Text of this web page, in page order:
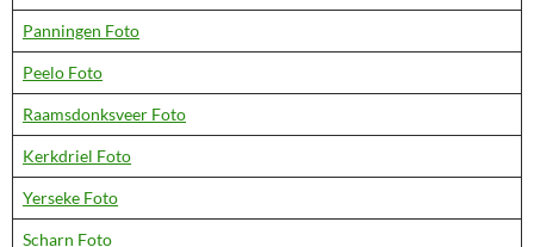
Panningen Foto
Peelo Foto
Raamsdonksveer Foto
Kerkdriel Foto
Yerseke Foto
Scharn Foto